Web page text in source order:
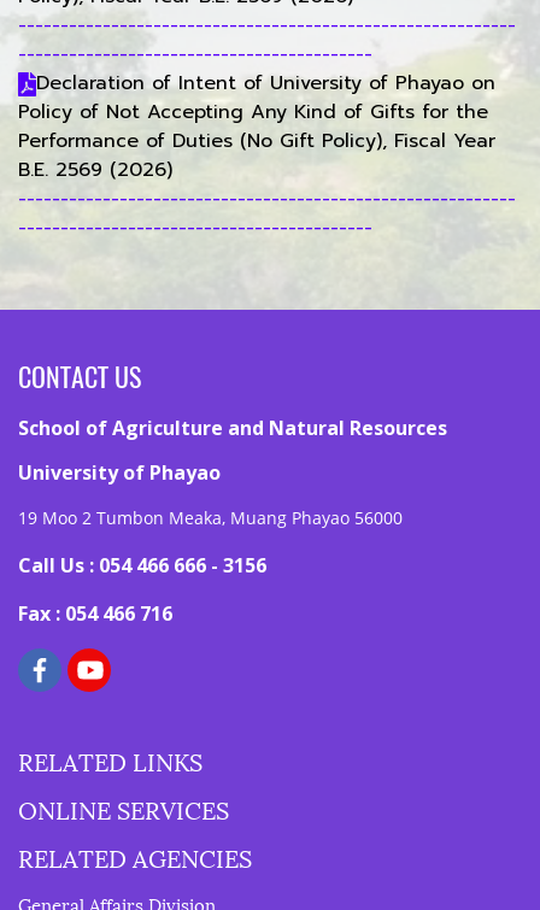
-----------------------------------------------------------
------------------------------------------
Declaration of Intent of University of Phayao on
Policy of Not Accepting Any Kind of Gifts for the
Performance of Duties (No Gift Policy), Fiscal Year
B.E. 2569 (2026)
-----------------------------------------------------------
------------------------------------------
CONTACT US
School of Agriculture and Natural Resources
University of Phayao
19 Moo 2 Tumbon Meaka, Muang Phayao 56000
Call Us : 054 466 666 - 3156
Fax : 054 466 716
RELATED LINKS
ONLINE SERVICES
RELATED AGENCIES
General Affairs Division